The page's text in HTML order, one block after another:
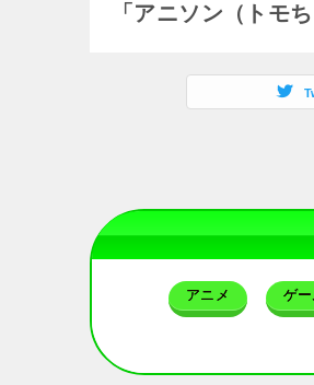
「アニソン（トモ
アニメ ゲー